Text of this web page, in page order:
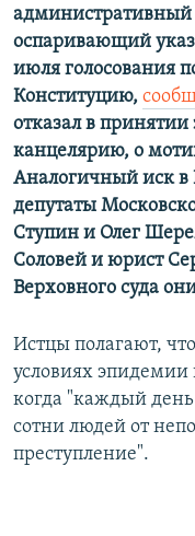
административный
оспаривающий
июля голосования
Конституцию,
отказал в
канцелярию, о
Аналогичный иск в
депутаты
Ступин и Олег
Соловей и юрист
Верховного суда
Истцы полагают,
условиях
когда "каждый
сотни людей от
преступление".